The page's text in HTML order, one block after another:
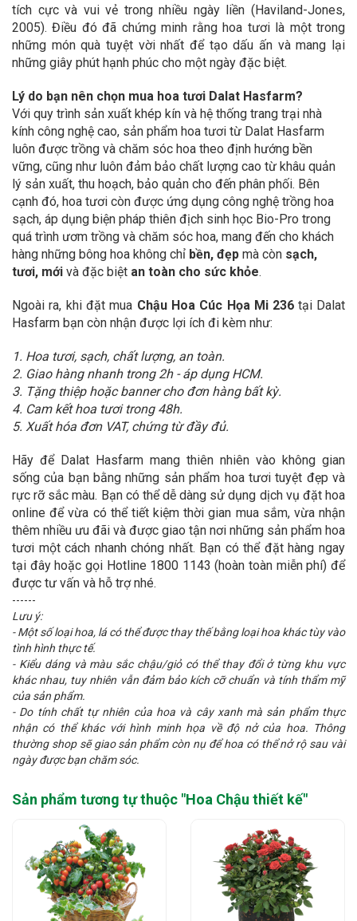
tích cực và vui vẻ trong nhiều ngày liền (Haviland-Jones,
2005). Điều đó đã chứng minh rằng hoa tươi là một trong
những món quà tuyệt vời nhất để tạo dấu ấn và mang lại
những giây phút hạnh phúc cho một ngày đặc biệt.
Lý do bạn nên chọn mua hoa tươi Dalat Hasfarm?
Với quy trình sản xuất khép kín và hệ thống trang trại nhà
kính công nghệ cao, sản phẩm hoa tươi từ Dalat Hasfarm
luôn được trồng và chăm sóc hoa theo định hướng bền
vững, cũng như luôn đảm bảo chất lượng cao từ khâu quản
lý sản xuất, thu hoạch, bảo quản cho đến phân phối. Bên
cạnh đó, hoa tươi còn được ứng dụng công nghệ trồng hoa
sạch, áp dụng biện pháp thiên địch sinh học Bio-Pro trong
quá trình ươm trồng và chăm sóc hoa, mang đến cho khách
hàng những bông hoa không chỉ bền, đẹp mà còn sạch,
tươi, mới và đặc biệt an toàn cho sức khỏe.
Ngoài ra, khi đặt mua Chậu Hoa Cúc Họa Mi 236 tại Dalat
Hasfarm bạn còn nhận được lợi ích đi kèm như:
1. Hoa tươi, sạch, chất lượng, an toàn.
2. Giao hàng nhanh trong 2h - áp dụng HCM.
3. Tặng thiệp hoặc banner cho đơn hàng bất kỳ.
4. Cam kết hoa tươi trong 48h.
5. Xuất hóa đơn VAT, chứng từ đầy đủ.
Hãy để Dalat Hasfarm mang thiên nhiên vào không gian
sống của bạn bằng những sản phẩm hoa tươi tuyệt đẹp và
rực rỡ sắc màu. Bạn có thể dễ dàng sử dụng dịch vụ đặt hoa
online để vừa có thể tiết kiệm thời gian mua sắm, vừa nhận
thêm nhiều ưu đãi và được giao tận nơi những sản phẩm hoa
tươi một cách nhanh chóng nhất. Bạn có thể đặt hàng ngay
tại đây hoặc gọi Hotline 1800 1143 (hoàn toàn miễn phí) để
được tư vấn và hỗ trợ nhé.
------
Lưu ý:
- Một số loại hoa, lá có thể được thay thế bằng loại hoa khác tùy vào
tình hình thực tế.
- Kiểu dáng và màu sắc chậu/giỏ có thể thay đổi ở từng khu vực
khác nhau, tuy nhiên vẫn đảm bảo kích cỡ chuẩn và tính thẩm mỹ
của sản phẩm.
- Do tính chất tự nhiên của hoa và cây xanh mà sản phẩm thực
nhận có thể khác với hình minh họa về độ nở của hoa. Thông
thường shop sẽ giao sản phẩm còn nụ để hoa có thể nở rộ sau vài
ngày được bạn chăm sóc.
Sản phẩm tương tự thuộc "Hoa Chậu thiết kế"